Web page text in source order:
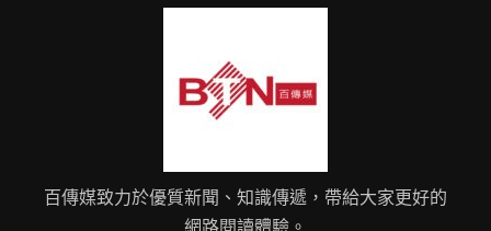
百傳媒致力於優質新聞、知識傳遞，帶給大家更好的